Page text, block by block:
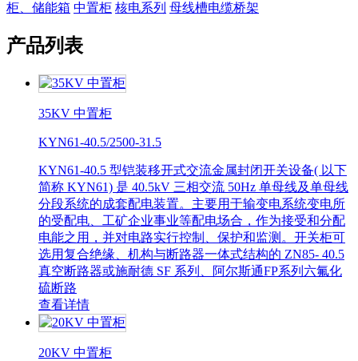
柜、储能箱 中置柜 核电系列 母线槽电缆桥架
产品列表
35KV 中置柜
KYN61-40.5/2500-31.5
KYN61-40.5 型铠装移开式交流金属封闭开关设备( 以下
简称 KYN61) 是 40.5kV 三相交流 50Hz 单母线及单母线
分段系统的成套配电装置。主要用于输变电系统变电所
的受配电、工矿企业事业等配电场合，作为接受和分配
电能之用，并对电路实行控制、保护和监测。开关柜可
选用复合绝缘、机构与断路器一体式结构的 ZN85- 40.5
真空断路器或施耐德 SF 系列、阿尔斯通FP系列六氟化
硫断路
查看详情
20KV 中置柜